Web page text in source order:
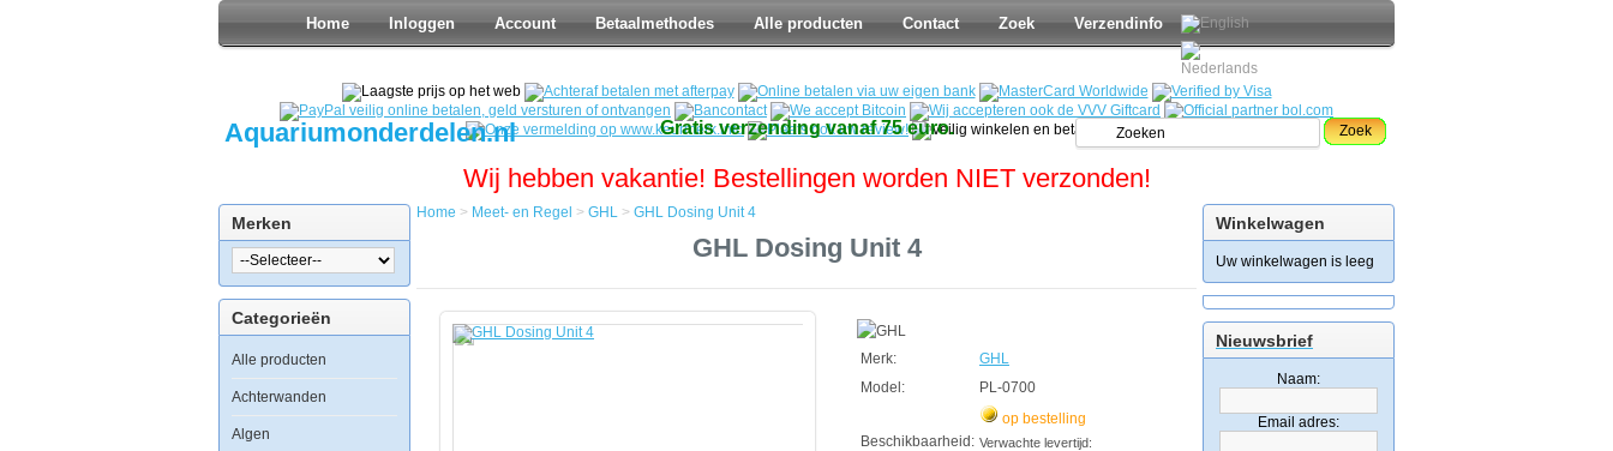
Home Inloggen Account Betaalmethodes Alle producten Contact Zoek Verzendinfo
Aquariumonderdelen.nl Gratis verzending vanaf 75 euro. Zoek
Wij hebben vakantie! Bestellingen worden NIET verzonden!
Merken
Categorieën
Alle producten
Achterwanden
Algen
Winkelwagen
Uw winkelwagen is leeg
Nieuwsbrief
Naam:
Email adres:
Regel
GHL
GHL
Home > Meet- en Regel > GHL > GHL Dosing Unit 4
GHL Dosing Unit 4
Merk:
GHL
Model:
PL-0700
Beschikbaarheid:
op bestelling
Verwachte levertijd: